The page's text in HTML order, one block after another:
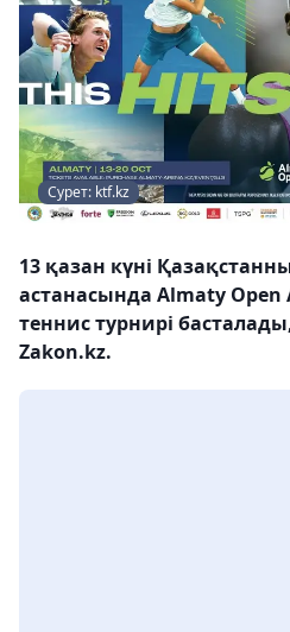
Сурет: ktf.kz
13 қазан күні
астанасында Almaty Open
теннис турнирі
Zakon.kz.